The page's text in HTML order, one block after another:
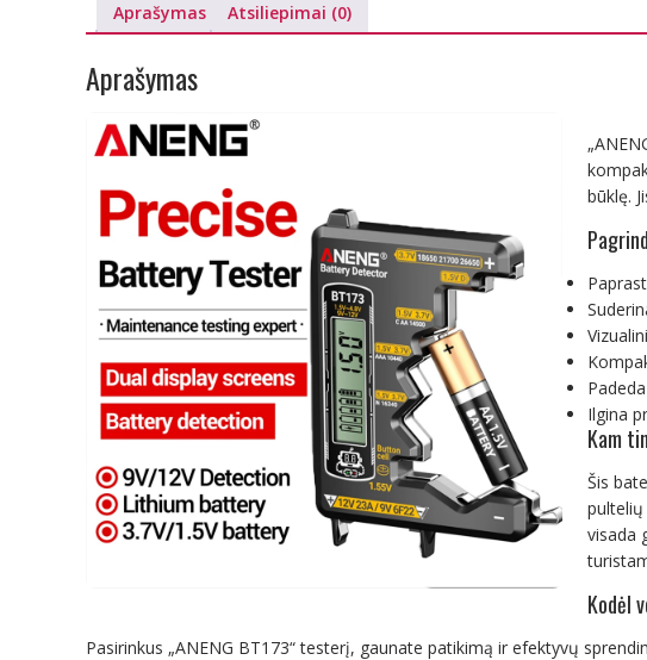
Aprašymas Atsiliepimai (0)
Aprašymas
būklę.
Ilgina
Kam
Šis
visada
Kodėl
Pasirinkus „ANENG BT173“ testerį, gaunate patikimą ir efektyvų